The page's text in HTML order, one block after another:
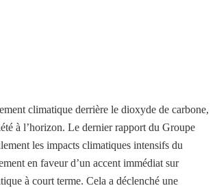
climatique derrière le dioxyde de carbone,
à l’horizon. Le dernier rapport du Groupe
les impacts climatiques intensifs du
en faveur d’un accent immédiat sur
à court terme. Cela a déclenché une